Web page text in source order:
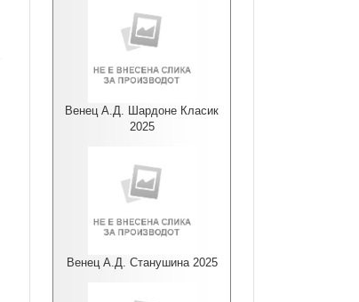
Венец А.Д. Шардоне Класик
2025
Венец А.Д. Станушина 2025